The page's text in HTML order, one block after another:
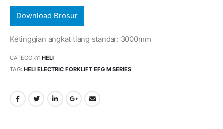
Download Brosur
Ketinggian angkat tiang standar: 3000mm
CATEGORY: HELI
TAG: HELI ELECTRIC FORKLIFT EFG M SERIES